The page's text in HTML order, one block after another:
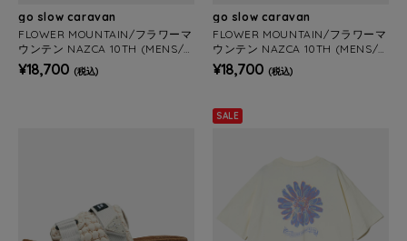
go slow caravan
FLOWER MOUNTAIN/フラワーマ
ウンテン NAZCA 10TH (MENS/
WOMENS)
¥18,700 (税込)
go slow caravan
FLOWER MOUNTAIN/フラワーマ
ウンテン NAZCA 10TH (MENS/
WOMENS)
¥18,700 (税込)
SALE